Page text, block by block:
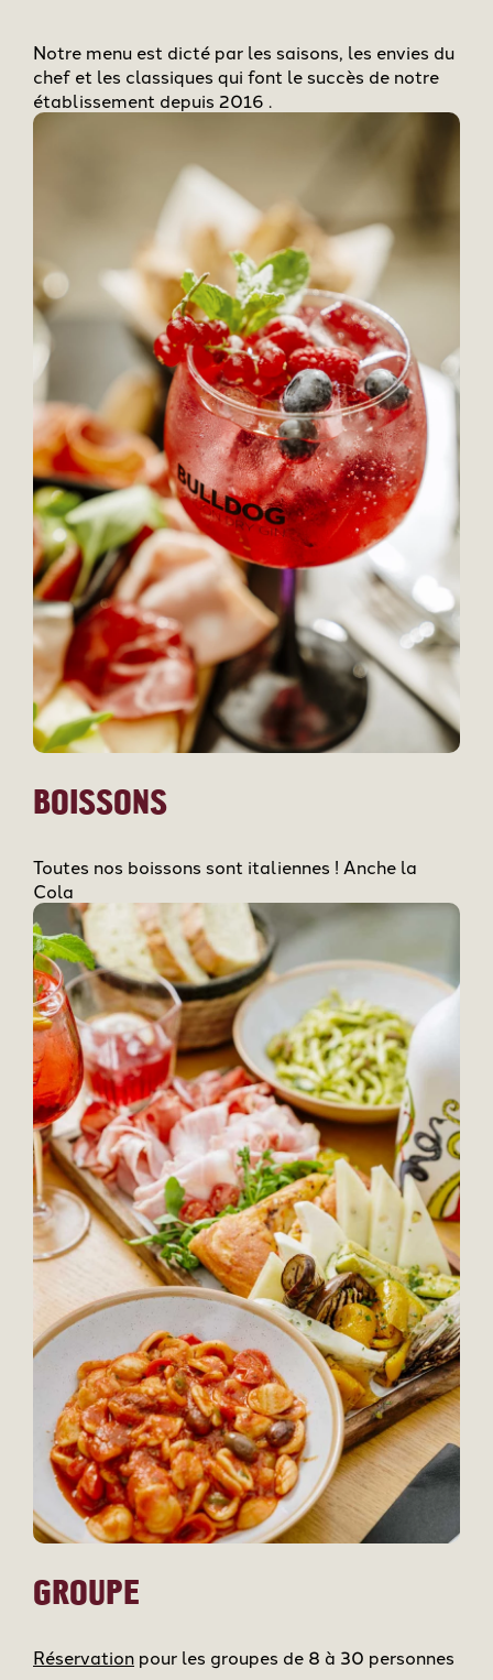
Notre menu est dicté par les saisons, les envies du
chef et les classiques qui font le succès de notre
établissement depuis 2016 .
BOISSONS
Toutes nos boissons sont italiennes ! Anche la
Cola
GROUPE
Réservation pour les groupes de 8 à 30 personnes